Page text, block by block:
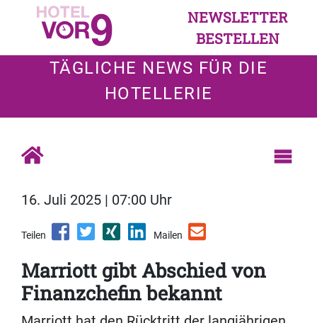
NEWSLETTER
BESTELLEN
TÄGLICHE NEWS FÜR DIE
HOTELLERIE
16. Juli 2025 | 07:00 Uhr
Teilen Mailen
Marriott gibt Abschied von
Finanzchefin bekannt